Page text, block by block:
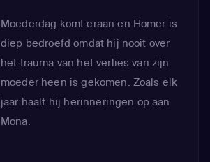
Moederdag komt eraan en Homer is
diep bedroefd omdat hij nooit over
het trauma van het verlies van zijn
moeder heen is gekomen. Zoals elk
jaar haalt hij herinneringen op aan
Mona.